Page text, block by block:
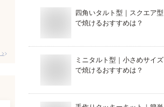
>
四角いタルト型｜スクエア型
で焼けるおすすめは？
ミニタルト型｜小さめサイズ
で焼けるおすすめは？